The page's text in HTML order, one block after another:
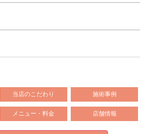
当店のこだわり 施術事例
メニュー・料金 店舗情報